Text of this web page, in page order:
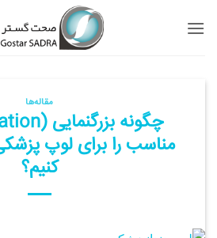
مقاله‌ها
مناسب را برای لوپ
کنیم؟